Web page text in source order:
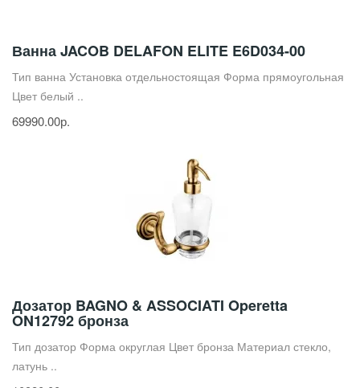
Ванна JACOB DELAFON ELITE E6D034-00
Тип ванна Установка отдельностоящая Форма прямоугольная
Цвет белый ..
69990.00р.
Дозатор BAGNO & ASSOCIATI Operetta
ON12792 бронза
Тип дозатор Форма округлая Цвет бронза Материал стекло,
латунь ..